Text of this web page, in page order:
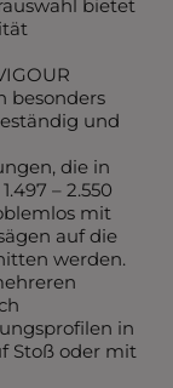
bietet
besonders
und
die in
– 2.550
mit
auf die
werden.
in
Stoß oder mit